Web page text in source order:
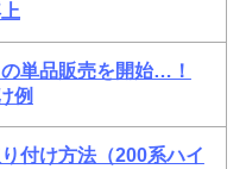
単品販売を開始…！
例
付け方法（200系ハイ